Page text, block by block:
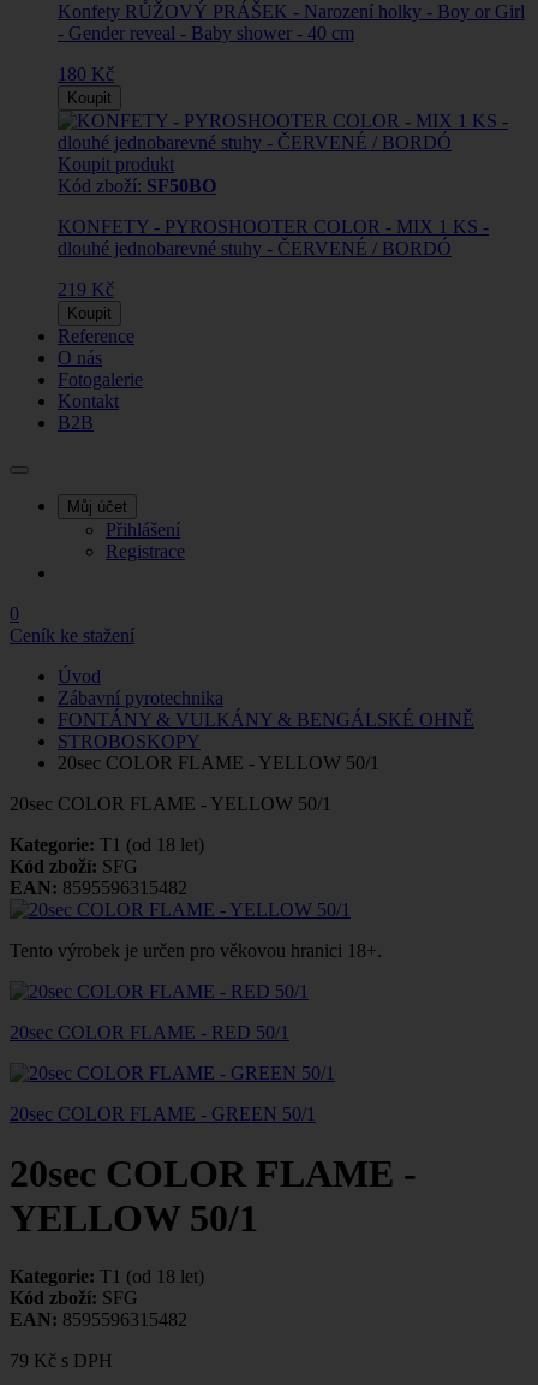
Konfety RŮŽOVÝ PRÁŠEK - Narození holky - Boy or Girl
- Gender reveal - Baby shower - 40 cm
180 Kč
Koupit
Koupit produkt
Kód zboží: SF50BO
KONFETY - PYROSHOOTER COLOR - MIX 1 KS -
dlouhé jednobarevné stuhy - ČERVENÉ / BORDÓ
219 Kč
Koupit
Reference
O nás
Fotogalerie
Kontakt
B2B
Můj účet
Přihlášení
Registrace
0
Ceník ke stažení
Úvod
Zábavní pyrotechnika
FONTÁNY & VULKÁNY & BENGÁLSKÉ OHNĚ
STROBOSKOPY
20sec COLOR FLAME - YELLOW 50/1
20sec COLOR FLAME - YELLOW 50/1
Kategorie: T1 (od 18 let)
Kód zboží: SFG
EAN: 8595596315482
Tento výrobek je určen pro věkovou hranici 18+.
20sec COLOR FLAME - RED 50/1
20sec COLOR FLAME - GREEN 50/1
20sec COLOR FLAME -
YELLOW 50/1
Kategorie: T1 (od 18 let)
Kód zboží: SFG
EAN: 8595596315482
79 Kč s DPH